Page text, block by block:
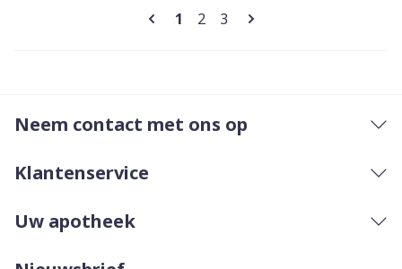
Pagina's
U lees momenteel pagina
1 Pagina
2 Pagina
3
Neem contact met ons op
Klantenservice
Uw apotheek